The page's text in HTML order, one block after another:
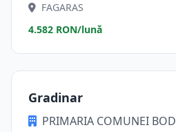
FAGARAS
4.582 RON/lună
Gradinar
PRIMARIA COMUNEI BOD